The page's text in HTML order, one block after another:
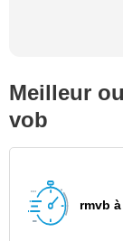
Meilleur
vob
rmvb